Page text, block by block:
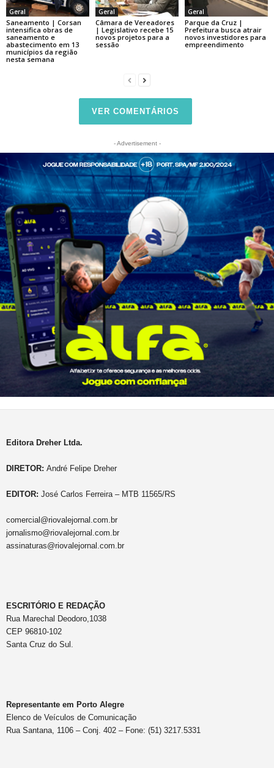
Geral
Saneamento | Corsan
intensifica obras de
saneamento e
abastecimento em 13
municípios da região
nesta semana
Geral
Câmara de Vereadores
| Legislativo recebe 15
novos projetos para a
sessão
Geral
Parque da Cruz |
Prefeitura busca atrair
novos investidores para
empreendimento
VER COMENTÁRIOS
- Advertisement -
Editora Dreher Ltda.
DIRETOR: André Felipe Dreher
EDITOR: José Carlos Ferreira – MTB 11565/RS
comercial@riovalejornal.com.br
jornalismo@riovalejornal.com.br
assinaturas@riovalejornal.com.br
ESCRITÓRIO E REDAÇÃO
Rua Marechal Deodoro,1038
CEP 96810-102
Santa Cruz do Sul.
Representante em Porto Alegre
Elenco de Veículos de Comunicação
Rua Santana, 1106 – Conj. 402 – Fone: (51) 3217.5331